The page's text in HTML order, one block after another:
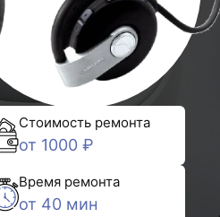
Стоимость ремонта
от 1000 ₽
Время ремонта
от 40 мин